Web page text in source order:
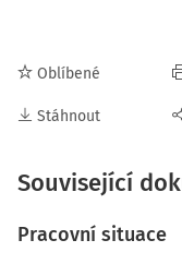
Oblíbené
Stáhnout
Související
Pracovní situace